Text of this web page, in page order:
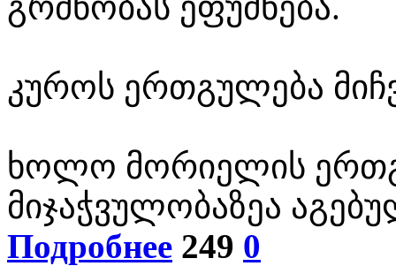
გრძნობას ეფუძნება.
კუროს ერთგულება
ხოლო მორიელის
მიჯაჭვულობაზეა
Подробнее 249 0